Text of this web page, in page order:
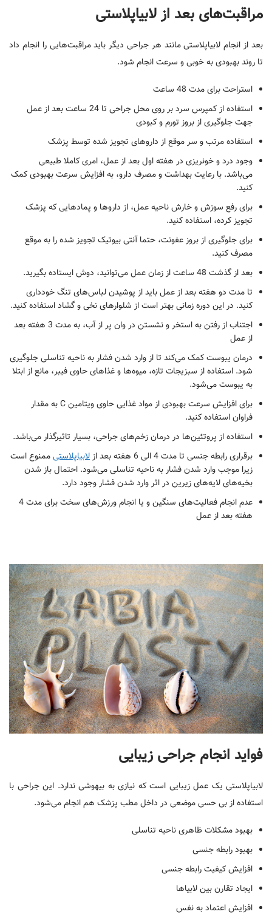
مراقبت‌های بعد از لابیاپلاستی
بعد از انجام لابیاپلاستی مانند هر جراحی دیگر باید مراقبت‌هایی را انجام داد
تا روند بهبودی به خوبی و سرعت انجام شود.
استراحت برای مدت 48 ساعت
استفاده از کمپرس سرد بر روی محل جراحی تا 24 ساعت بعد از عمل
جهت جلوگیری از بروز تورم و کبودی
استفاده مرتب و سر موقع از داروهای تجویز شده توسط پزشک
وجود درد و خونریزی در هفته اول بعد از عمل، امری کاملا طبیعی
می‌باشد. با رعایت بهداشت و مصرف دارو، به افزایش سرعت بهبودی کمک
کنید.
برای رفع سوزش و خارش ناحیه عمل، از داروها و پمادهایی که پزشک
تجویز کرده، استفاده کنید.
برای جلوگیری از بروز عفونت، حتما آنتی بیوتیک تجویز شده را به موقع
مصرف کنید.
بعد از گذشت 48 ساعت از زمان عمل می‌توانید، دوش ایستاده بگیرید.
تا مدت دو هفته بعد از عمل باید از پوشیدن لباس‌های تنگ خودداری
کنید. در این دوره زمانی بهتر است از شلوارهای نخی و گشاد استفاده کنید.
اجتناب از رفتن به استخر و نشستن در وان پر از آب، به مدت 3 هفته بعد
از عمل
درمان یبوست کمک می‌کند تا از وارد شدن فشار به ناحیه تناسلی جلوگیری
شود. استفاده از سبزیجات تازه، میوه‌ها و غذاهای حاوی فیبر، مانع از ابتلا
به یبوست می‌شود.
برای افزایش سرعت بهبودی از مواد غذایی حاوی ویتامین C به مقدار
فراوان استفاده کنید.
استفاده از پروتئین‌ها در درمان زخم‌های جراحی، بسیار تاثیرگذار می‌باشد.
برقراری رابطه جنسی تا مدت 4 الی 6 هفته بعد از
لابیاپلاستیممنوع است
زیرا موجب وارد شدن فشار به ناحیه تناسلی می‌شود. احتمال باز شدن
بخیه‌های لایه‌های زیرین در اثر وارد شدن فشار وجود دارد.
عدم انجام فعالیت‌های سنگین و یا انجام ورزش‌های سخت برای مدت 4
هفته بعد از عمل
فواید انجام جراحی زیبایی
لابیاپلاستی یک عمل زیبایی است که نیازی به بیهوشی ندارد. این جراحی با
استفاده از بی حسی موضعی در داخل مطب پزشک هم انجام می‌شود.
بهبود مشکلات ظاهری ناحیه تناسلی
بهبود رابطه جنسی
افزایش کیفیت رابطه جنسی
ایجاد تقارن بین لابیاها
افزایش اعتماد به نفس